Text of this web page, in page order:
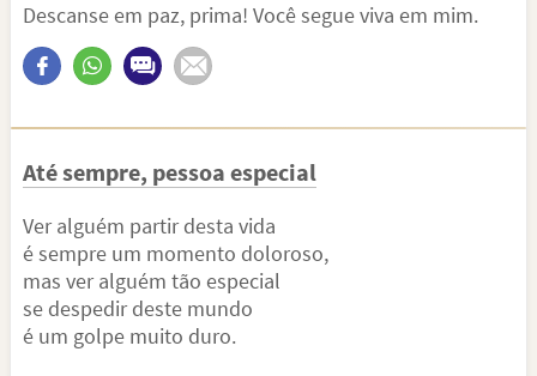
Descanse em paz, prima! Você segue viva em mim.
Até sempre, pessoa especial
Ver alguém partir desta vida
é sempre um momento doloroso,
mas ver alguém tão especial
se despedir deste mundo
é um golpe muito duro.